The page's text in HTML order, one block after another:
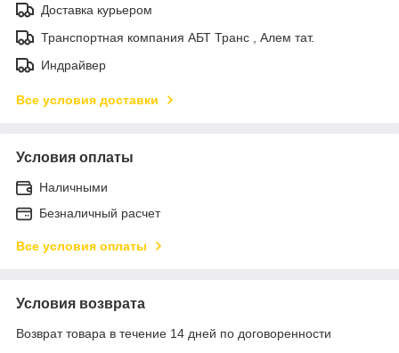
Доставка курьером
Транспортная компания АБТ Транс , Алем тат.
Индрайвер
Все условия доставки
Условия оплаты
Наличными
Безналичный расчет
Все условия оплаты
Условия возврата
Возврат товара в течение 14 дней по договоренности